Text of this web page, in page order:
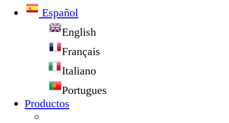
Español
English
Français
Italiano
Portugues
Productos